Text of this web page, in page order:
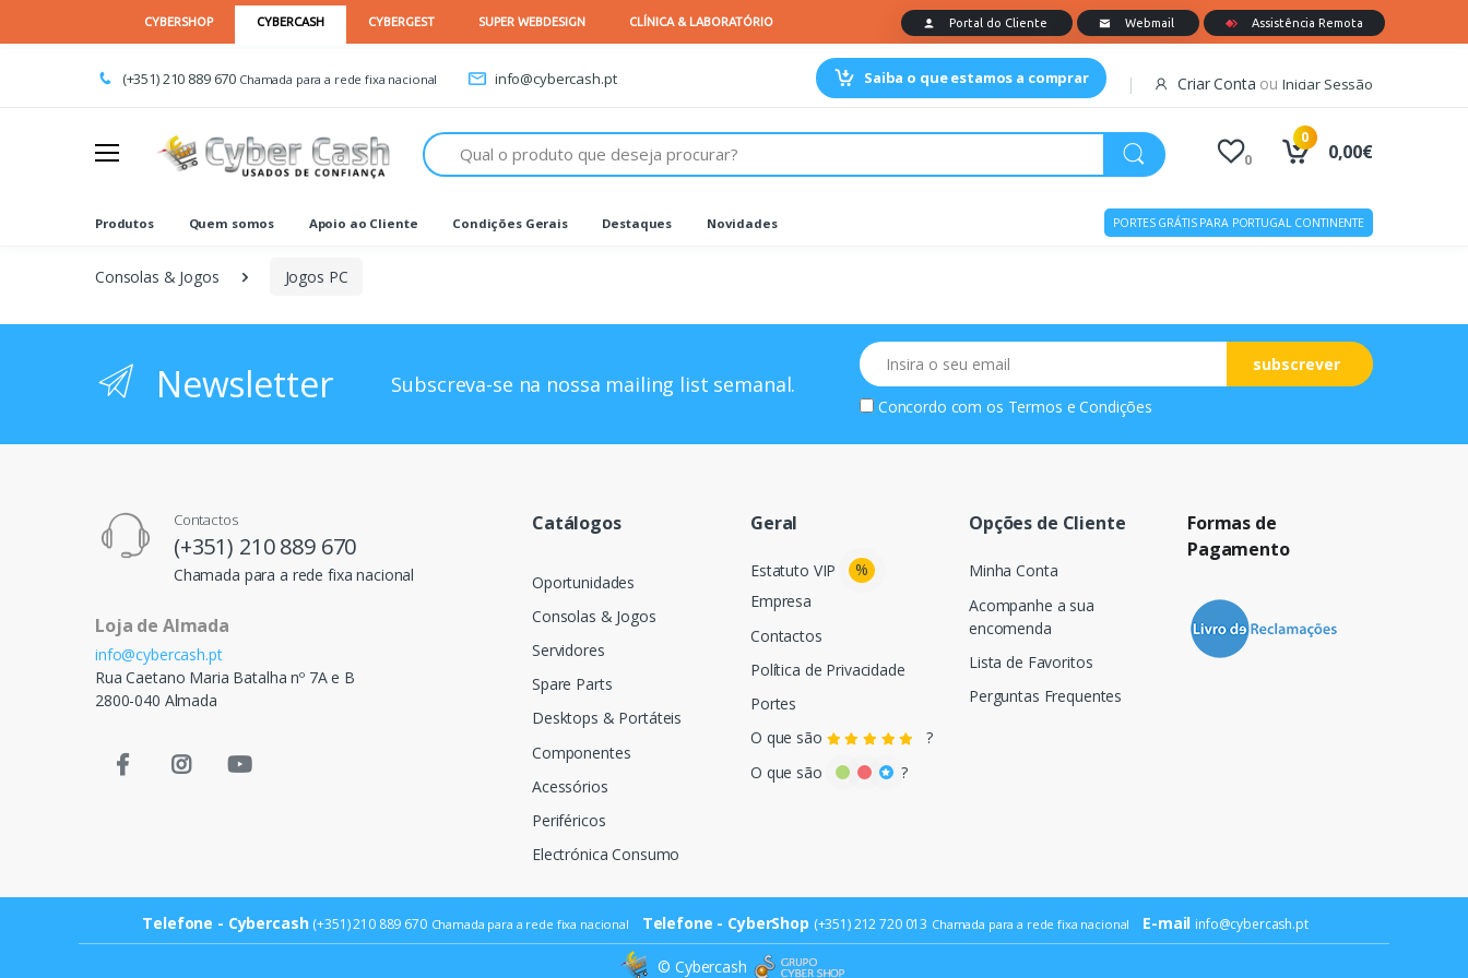
(+351) 210 889 670 Chamada para a rede fixa nacional info@cybercash.pt Saiba o que estamos a comprar Criar Conta ouIniciar Sessão
Procurar
0
0
0,00€
Produtos Quem somos Apoio ao Cliente Condições Gerais Destaques Novidades PORTES GRÁTIS PARA PORTUGAL CONTINENTE
Consolas & Jogos Jogos PC
Newsletter Subscreva-se na nossa mailing list semanal.
Email
subscrever
Concordo com os Termos e Condições
Contactos
(+351) 210 889 670
Chamada para a rede fixa nacional
Loja de Almada
info@cybercash.pt
Rua Caetano Maria Batalha nº 7A e B
2800-040 Almada
Catálogos
Oportunidades
Consolas & Jogos
Servidores
Spare Parts
Desktops & Portáteis
Componentes
Acessórios
Periféricos
Electrónica Consumo
Geral
Estatuto VIP
%
Empresa
Contactos
Política de Privacidade
Portes
O que são
?
O que são
?
Opções de Cliente
Minha Conta
Acompanhe a sua
encomenda
Lista de Favoritos
Perguntas Frequentes
Formas de
Pagamento
Telefone - Cybercash (+351) 210 889 670 Chamada para a rede fixa nacional Telefone - CyberShop (+351) 212 720 013 Chamada para a rede fixa nacional E-mail info@cybercash.pt
© Cybercash